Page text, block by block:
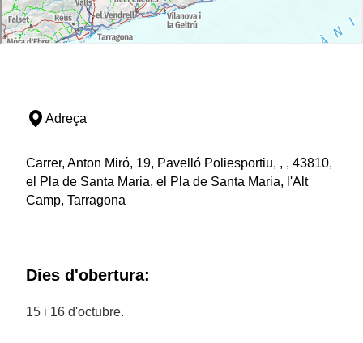
Adreça
Carrer, Anton Miró, 19, Pavelló Poliesportiu, , , 43810,
el Pla de Santa Maria, el Pla de Santa Maria, l'Alt
Camp, Tarragona
Dies d'obertura:
15 i 16 d'octubre.